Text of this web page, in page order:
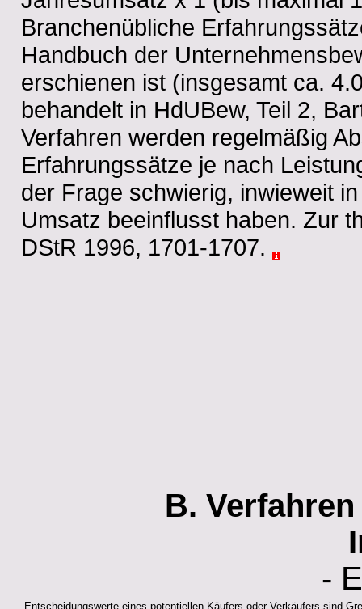
Branchenübliche
Handbuch der
erschienen ist (insgesamt ca.
behandelt in HdUBew, Teil 2,
Verfahren werden regelmäßig
Erfahrungssätze je nach
der Frage schwierig, inwieweit
Umsatz beeinflusst haben. Zur
DStR 1996, 1701-1707.
B.
-
Entscheidungswerte eines potentiellen Käufers oder Verkäufers sind